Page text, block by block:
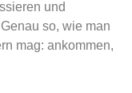
und
so, wie man
mag: ankommen,